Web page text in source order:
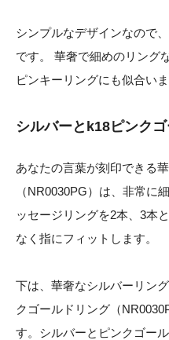
シンプルなデザインなので
です。 華奢で細めのリング
ピンキーリングにも似合いま
シルバーとk18ピンク
あなたの言葉が刻印できる
（NR0030PG）は、非常に
ッセージリングを2本、3本
なく指にフィットします。
下は、華奢なシルバーリン
クゴールドリング（
す。シルバーとピンクゴー